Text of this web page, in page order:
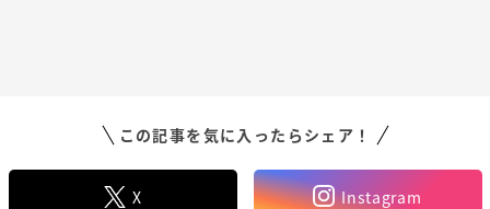
この記事を気に入ったらシェア！
X Instagram